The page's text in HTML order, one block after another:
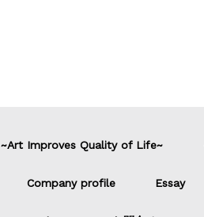
~Art Improves Quality of Life~
Company profile Essay